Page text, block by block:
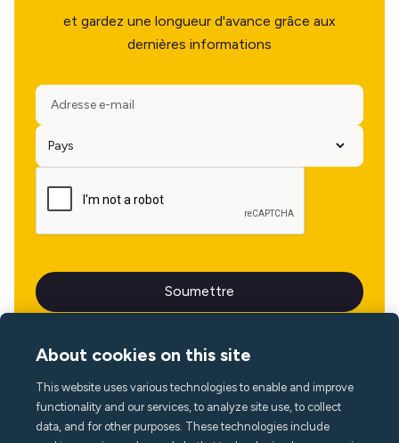
et gardez une longueur d'avance grâce aux
dernières informations
Langue
About cookies on this site
This website uses various technologies to enable and improve
functionality and our services, to analyze site use, to collect
data, and for other purposes. These technologies include